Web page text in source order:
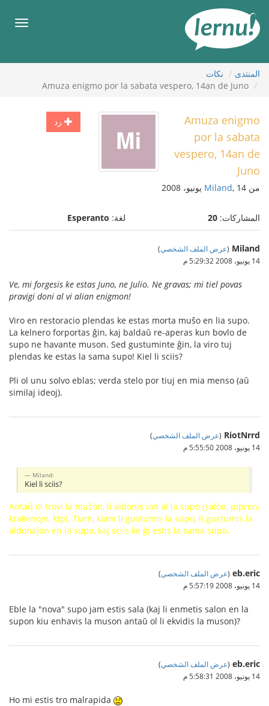
المحتويات
قائمة
المنتدى
نكات
Amuza enigmo por la sabata vespero, 14an de Juno
رد
Amuza enigmo
por la sabata
vespero, 14an de
Juno
من Miland, 14 يونيو، 2008
المشاركات: 20 لغة: Esperanto
Miland
(عرض الملف الشخصي)
14 يونيو، 2008 5:29:32 م
Ve, mi forgesis ke estas Juno, ne Julio. Ne gravas; mi tiel povas
pravigi doni al vi alian enigmon!
Viro en restoracio plendas ke estas morta muŝo en lia supo.
La kelnero forportas ĝin, kaj baldaŭ re-aperas kun bovlo de
supo ne havante muson. Sed gustuminte ĝin, la viro tuj
plendas ke estas la sama supo! Kiel li sciis?
Pli ol unu solvo eblas; verda stelo por tiuj en mia menso (aŭ
similaj ideoj).
RiotNrrd
(عرض الملف الشخصي)
14 يونيو، 2008 5:55:50 م
Miland:
Kiel li sciis?
Antaŭ ol trovi la muŝon, li aldonis ion al la supo (salon, pipron,
krakenojn, ktp). Tiam, kiam li gustumis la supo, li gustumis la
aldonaĵon en la supo, kaj sciis ke ĝi estis la sama supo.
eb.eric
(عرض الملف الشخصي)
14 يونيو، 2008 5:57:19 م
Eble la "nova" supo jam estis sala (kaj li enmetis salon en la
supon kiu enhavis la muson antaŭ ol li ekvidis la muson)?
eb.eric
(عرض الملف الشخصي)
14 يونيو، 2008 5:58:31 م
Ho mi estis tro malrapida